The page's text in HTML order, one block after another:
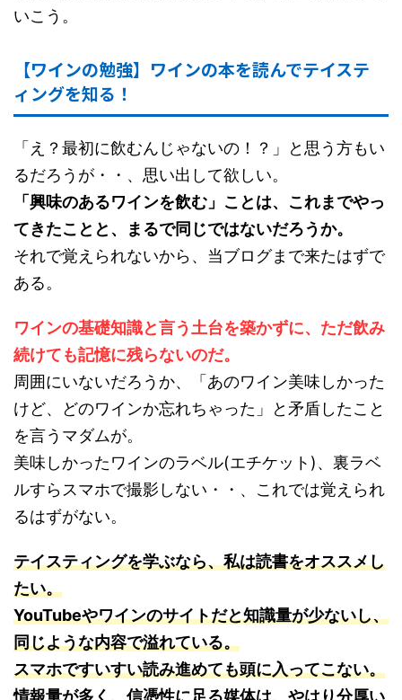
いこう。
【ワインの勉強】ワインの本を読んでテイステ
ィングを知る！
「え？最初に飲むんじゃないの！？」と思う方もい
るだろうが・・、思い出して欲しい。
「興味のあるワインを飲む」ことは、これまでやっ
てきたことと、まるで同じではないだろうか。
それで覚えられないから、当ブログまで来たはずで
ある。
ワインの基礎知識と言う土台を築かずに、ただ飲み
続けても記憶に残らないのだ。
周囲にいないだろうか、「あのワイン美味しかった
けど、どのワインか忘れちゃった」と矛盾したこと
を言うマダムが。
美味しかったワインのラベル(エチケット)、裏ラベ
ルすらスマホで撮影しない・・、これでは覚えられ
るはずがない。
テイスティングを学ぶなら、私は読書をオススメし
たい。
YouTubeやワインのサイトだと知識量が少ないし、
同じような内容で溢れている。
スマホですいすい読み進めても頭に入ってこない。
情報量が多く、信憑性に足る媒体は、やはり分厚い